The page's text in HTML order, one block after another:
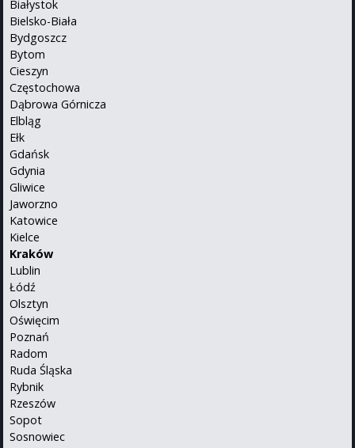
Białystok
Bielsko-Biała
Bydgoszcz
Bytom
Cieszyn
Częstochowa
Dąbrowa Górnicza
Elbląg
Ełk
Gdańsk
Gdynia
Gliwice
Jaworzno
Katowice
Kielce
Kraków
Lublin
Łódź
Olsztyn
Oświęcim
Poznań
Radom
Ruda Śląska
Rybnik
Rzeszów
Sopot
Sosnowiec